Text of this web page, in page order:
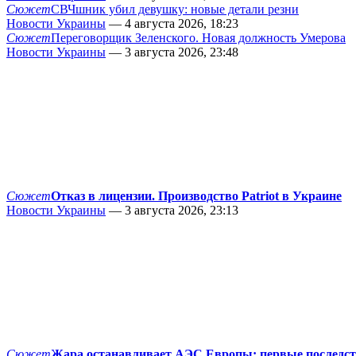
СюжетСВЧшник убил девушку: новые детали резни
Новости Украины — 4 августа 2026, 18:23
СюжетПереговорщик Зеленского. Новая должность Умерова
Новости Украины — 3 августа 2026, 23:48
СюжетОтказ в лицензии. Производство Patriot в Украине
Новости Украины — 3 августа 2026, 23:13